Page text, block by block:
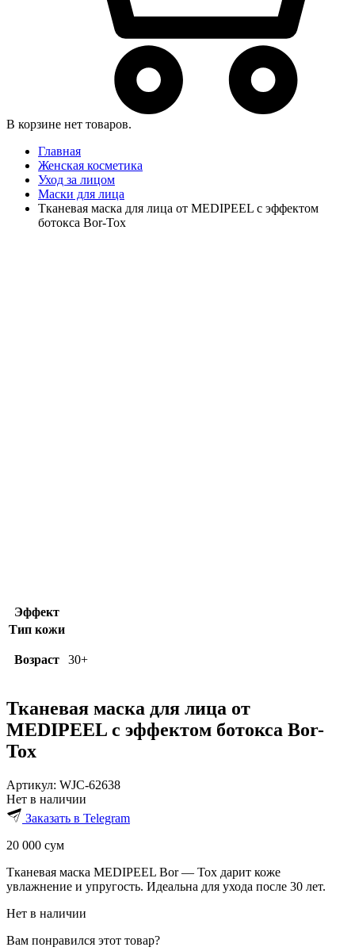
В корзине нет товаров.
Главная
Женская косметика
Уход за лицом
Маски для лица
Тканевая маска для лица от MEDIPEEL с эффектом
ботокса Bor-Tox
Эффект
Тип кожи
Возраст 30+
Тканевая маска для лица от
MEDIPEEL с эффектом ботокса Bor-
Tox
Артикул: WJC-62638
Нет в наличии
Заказать в Telegram
20 000 сум
Тканевая маска MEDIPEEL Bor — Tox дарит коже
увлажнение и упругость. Идеальна для ухода после 30 лет.
Нет в наличии
Вам понравился этот товар?